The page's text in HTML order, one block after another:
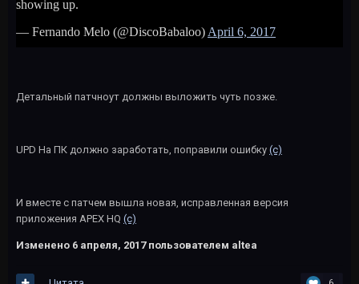
Детальный патчноут должны выложить чуть позже.
UPD На ПК должно заработать, поправили ошибку (с)
И вместе с патчем вышла новая, исправленная версия
приложения APEX HQ (c)
Изменено 6 апреля, 2017пользователем altea